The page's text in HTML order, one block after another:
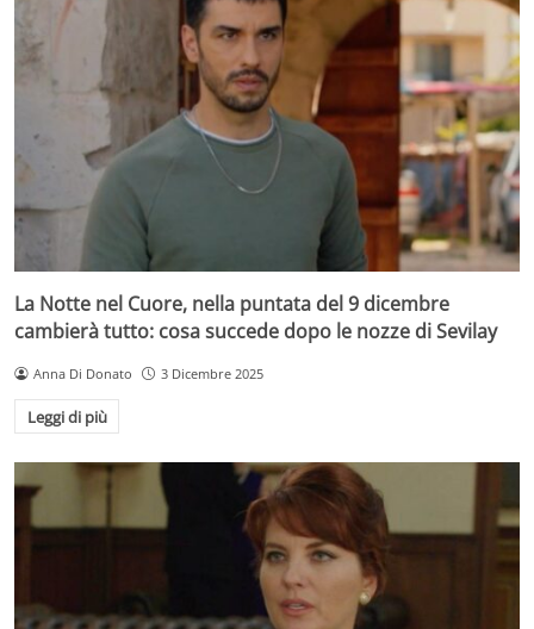
La Notte nel Cuore, nella puntata del 9 dicembre
cambierà tutto: cosa succede dopo le nozze di Sevilay
Anna Di Donato 3 Dicembre 2025
Leggi di più